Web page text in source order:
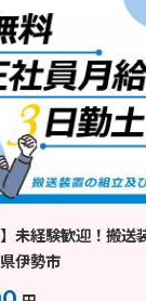
未経験歓迎！搬送
伊勢市